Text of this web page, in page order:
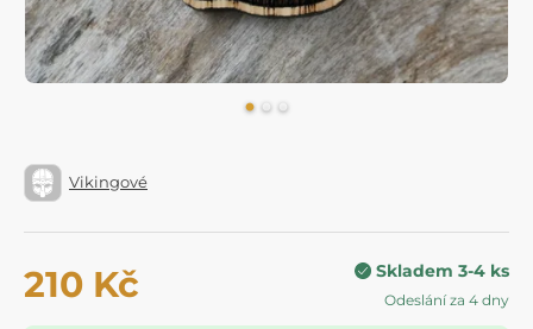
Vikingové
210 Kč Skladem 3-4 ks
Odeslání za 4 dny